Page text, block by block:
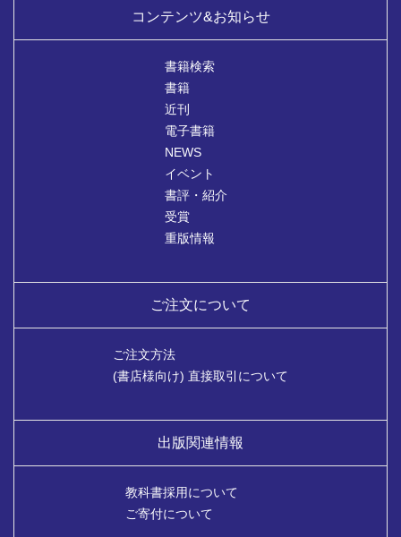
コンテンツ&お知らせ
書籍検索
書籍
近刊
電子書籍
NEWS
イベント
書評・紹介
受賞
重版情報
ご注文について
ご注文方法
(書店様向け) 直接取引について
出版関連情報
教科書採用について
ご寄付について